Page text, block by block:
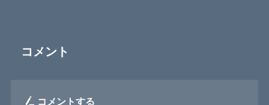
コメント
コメントする